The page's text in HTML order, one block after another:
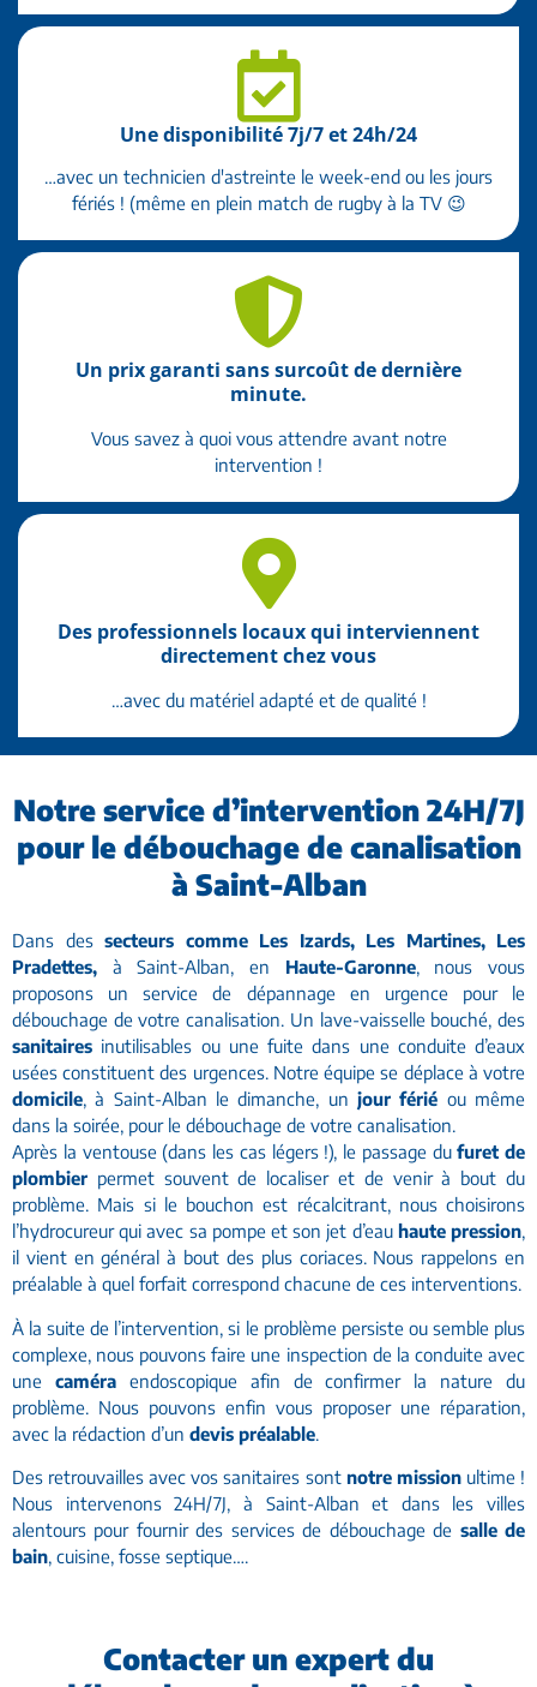
Une disponibilité 7j/7 et 24h/24
…avec un technicien d'astreinte le week-end ou les jours
fériés ! (même en plein match de rugby à la TV 😉
Un prix garanti sans surcoût de dernière
minute.
Vous savez à quoi vous attendre avant notre
intervention !
Des professionnels locaux qui interviennent
directement chez vous
…avec du matériel adapté et de qualité !
Notre service d’intervention 24H/7J
pour le débouchage de canalisation
à Saint-Alban
Dans des secteurs comme Les Izards, Les Martines, Les
Pradettes, à Saint-Alban, en Haute-Garonne, nous vous
proposons un service de dépannage en urgence pour le
débouchage de votre canalisation. Un lave-vaisselle bouché, des
sanitaires inutilisables ou une fuite dans une conduite d’eaux
usées constituent des urgences. Notre équipe se déplace à votre
domicile, à Saint-Alban le dimanche, un jour férié ou même
dans la soirée, pour le débouchage de votre canalisation.
Après la ventouse (dans les cas légers !), le passage dufuret de
plombier permet souvent de localiser et de venir à bout du
problème. Mais si le bouchon est récalcitrant, nous choisirons
l’hydrocureur qui avec sa pompe et son jet d’eau haute pression,
il vient en général à bout des plus coriaces. Nous rappelons en
préalable à quel forfait correspond chacune de ces interventions.
À la suite de l’intervention, si le problème persiste ou semble plus
complexe, nous pouvons faire une inspection de la conduite avec
une caméraendoscopique afin de confirmer la nature du
problème. Nous pouvons enfin vous proposer une réparation,
avec la rédaction d’un devis préalable.
Des retrouvailles avec vos sanitaires sont notre missionultime !
Nous intervenons 24H/7J, à Saint-Alban et dans les villes
alentours pour fournir des services de débouchage de salle de
bain, cuisine, fosse septique….
Contacter un expert du